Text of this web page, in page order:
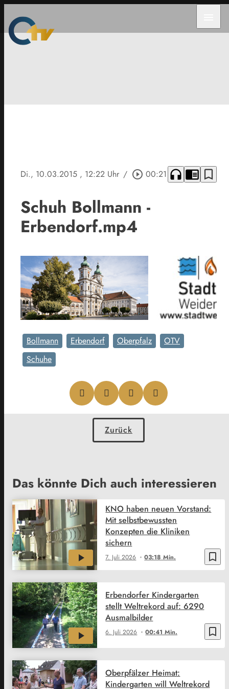
Di., 10.03.2015 , 12:22 Uhr / play_circle_outline 00:21 headphones chrome_reader_mode bookmark_border
Schuh Bollmann -
Erbendorf.mp4
Bollmann Erbendorf Oberpfalz
OTV
Schuhe
Zurück
Das könnte Dich auch interessieren
bookmark_border
7. Juli 2026 03:18 Min.
KNO haben neuen Vorstand:
Mit selbstbewussten
Konzepten die Kliniken
sichern
bookmark_border
6. Juli 2026 00:41 Min.
Erbendorfer Kindergarten
stellt Weltrekord auf: 6290
Ausmalbilder
Oberpfälzer Heimat:
Kindergarten will Weltrekord